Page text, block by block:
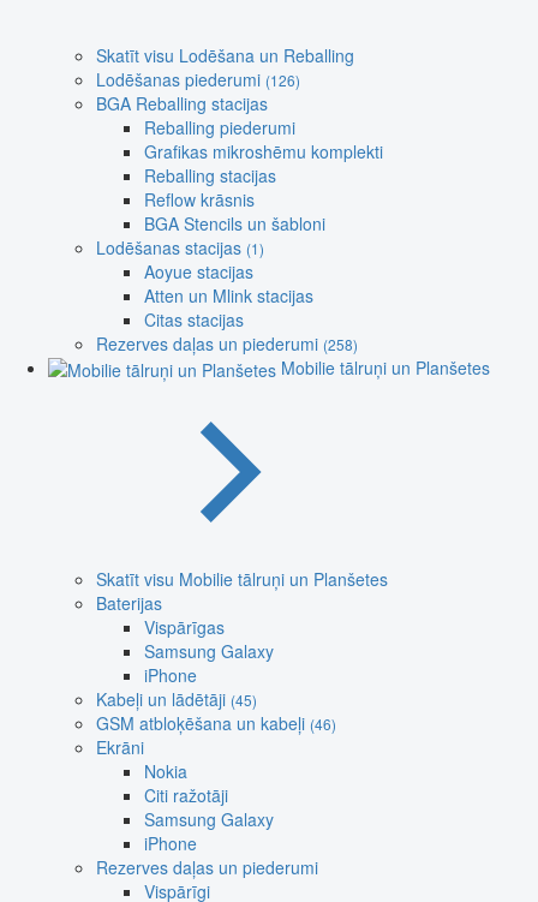
Skatīt visu Lodēšana un Reballing
Lodēšanas piederumi (126)
BGA Reballing stacijas
Reballing piederumi
Grafikas mikroshēmu komplekti
Reballing stacijas
Reflow krāsnis
BGA Stencils un šabloni
Lodēšanas stacijas (1)
Aoyue stacijas
Atten un Mlink stacijas
Citas stacijas
Rezerves daļas un piederumi (258)
Mobilie tālruņi un Planšetes
Skatīt visu Mobilie tālruņi un Planšetes
Baterijas
Vispārīgas
Samsung Galaxy
iPhone
Kabeļi un lādētāji (45)
GSM atbloķēšana un kabeļi (46)
Ekrāni
Nokia
Citi ražotāji
Samsung Galaxy
iPhone
Rezerves daļas un piederumi
Vispārīgi